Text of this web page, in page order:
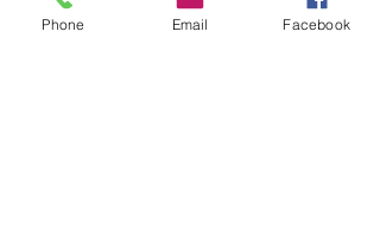
Phone Email Facebook